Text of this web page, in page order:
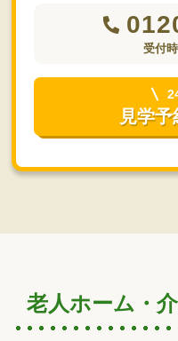
受付
見学
老人ホーム・